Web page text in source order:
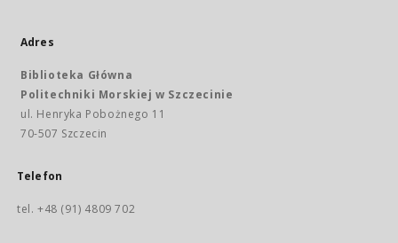
Adres
Biblioteka Główna
Politechniki Morskiej w Szczecinie
ul. Henryka Pobożnego 11
70-507 Szczecin
Telefon
tel. +48 (91) 4809 702